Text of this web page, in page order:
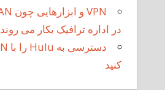
در اداره ترافیک بکار می روند
کنید